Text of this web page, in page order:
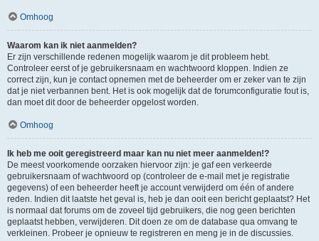
Omhoog
Waarom kan ik niet aanmelden?
Er zijn verschillende redenen mogelijk waarom je dit probleem hebt.
Controleer eerst of je gebruikersnaam en wachtwoord kloppen. Indien ze
correct zijn, kun je contact opnemen met de beheerder om er zeker van te zijn
dat je niet verbannen bent. Het is ook mogelijk dat de forumconfiguratie fout is,
dan moet dit door de beheerder opgelost worden.
Omhoog
Ik heb me ooit geregistreerd maar kan nu niet meer aanmelden!?
De meest voorkomende oorzaken hiervoor zijn: je gaf een verkeerde
gebruikersnaam of wachtwoord op (controleer de e-mail met je registratie
gegevens) of een beheerder heeft je account verwijderd om één of andere
reden. Indien dit laatste het geval is, heb je dan ooit een bericht geplaatst? Het
is normaal dat forums om de zoveel tijd gebruikers, die nog geen berichten
geplaatst hebben, verwijderen. Dit doen ze om de database qua omvang te
verkleinen. Probeer je opnieuw te registreren en meng je in de discussies.